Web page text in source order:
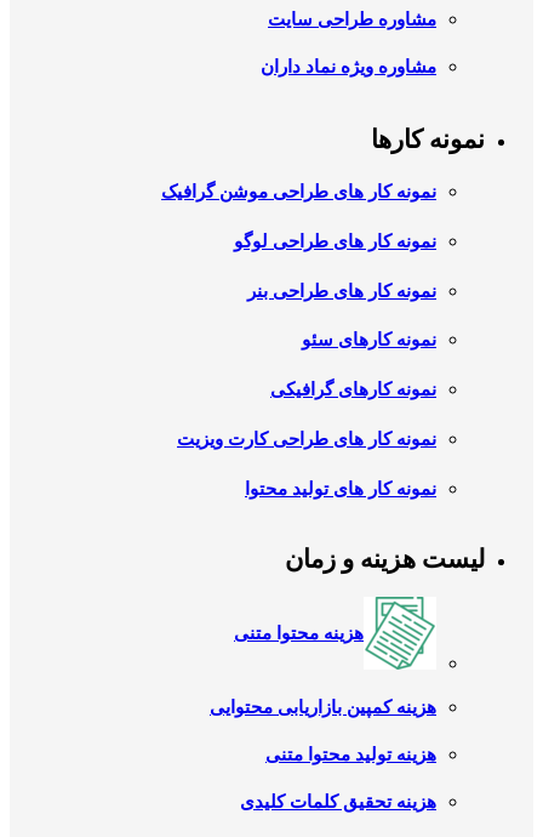
مشاوره طراحی سایت
مشاوره ویژه نماد داران
نمونه کارها
نمونه کار های طراحی موشن گرافیک
نمونه کار های طراحی لوگو
نمونه کار های طراحی بنر
نمونه کارهای سئو
نمونه کارهای گرافیکی
نمونه کار های طراحی کارت ویزیت
نمونه کار های تولید محتوا
لیست هزینه و زمان
هزینه محتوا متنی
هزینه کمپین بازاریابی محتوایی
هزینه تولید محتوا متنی
هزینه تحقیق کلمات کلیدی